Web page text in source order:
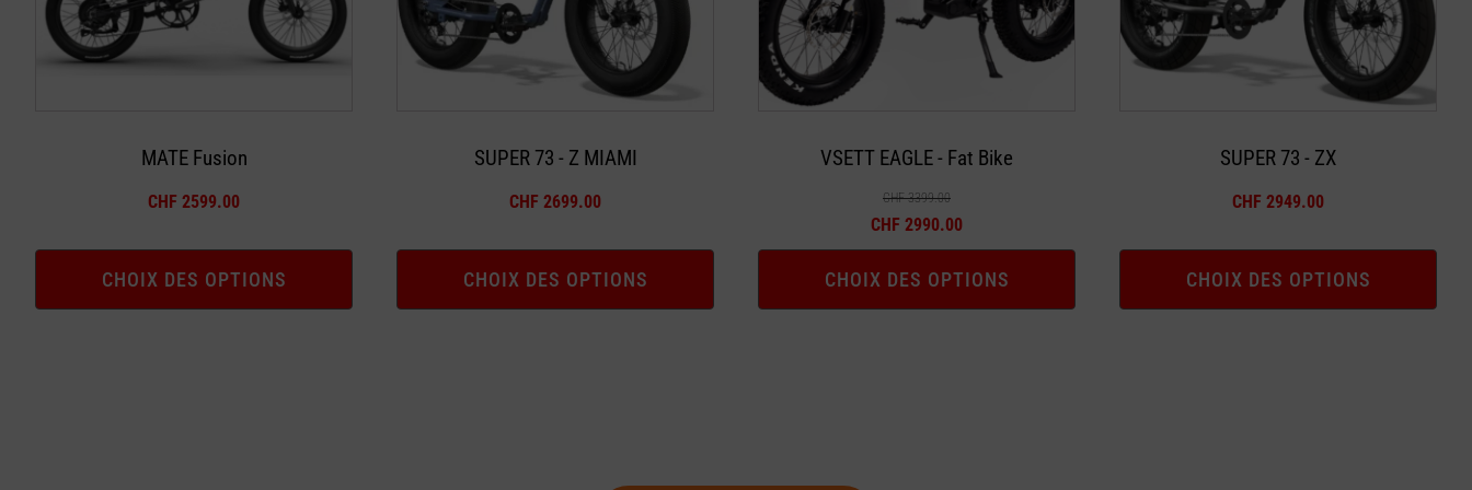
MATE Fusion
CHF 2599.00
CHOIX DES OPTIONS
peuvent
être
SUPER 73 - Z MIAMI
CHF 2699.00
CHOIX DES OPTIONS
peuvent
être
VSETT EAGLE - Fat Bike
CHF3399.00
CHF 2990.00
CHOIX DES OPTIONS
peuvent
être
choisies
SUPER 73 - ZX
CHF 2949.00
CHOIX DES OPTIONS
peuvent
être